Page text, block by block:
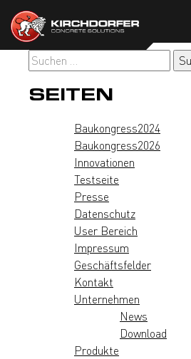
Inhalt
springen
Suchen
nach:
SEITEN
Baukongress2024
Baukongress2026
Innovationen
Testseite
Presse
Datenschutz
User Bereich
Impressum
Geschäftsfelder
Kontakt
Unternehmen
News
Download
Produkte